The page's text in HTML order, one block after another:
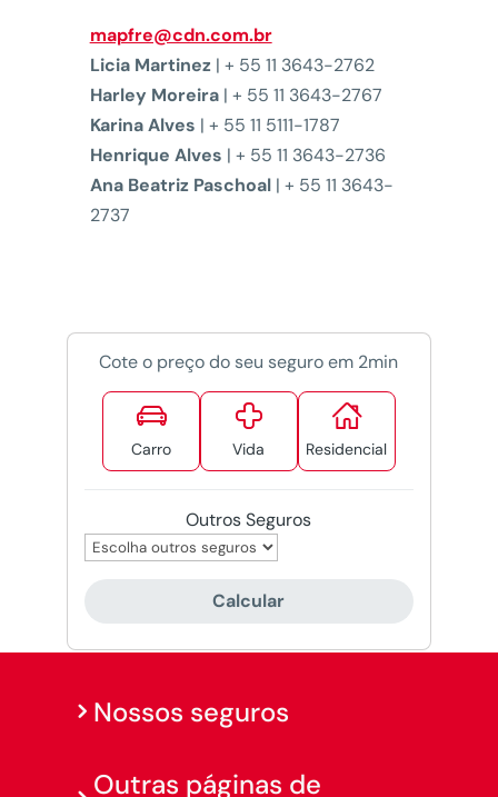
mapfre@cdn.com.br
Licia Martinez| + 55 11 3643-2762
Harley Moreira| + 55 11 3643-2767
Karina Alves | + 55 11 5111-1787
Henrique Alves | + 55 11 3643-2736
Ana Beatriz Paschoal| + 55 11 3643-
2737
Cote o preço do seu seguro em 2min

Carro

Vida

Residencial
Outros Seguros
Calcular
Nossos seguros
Outras páginas de